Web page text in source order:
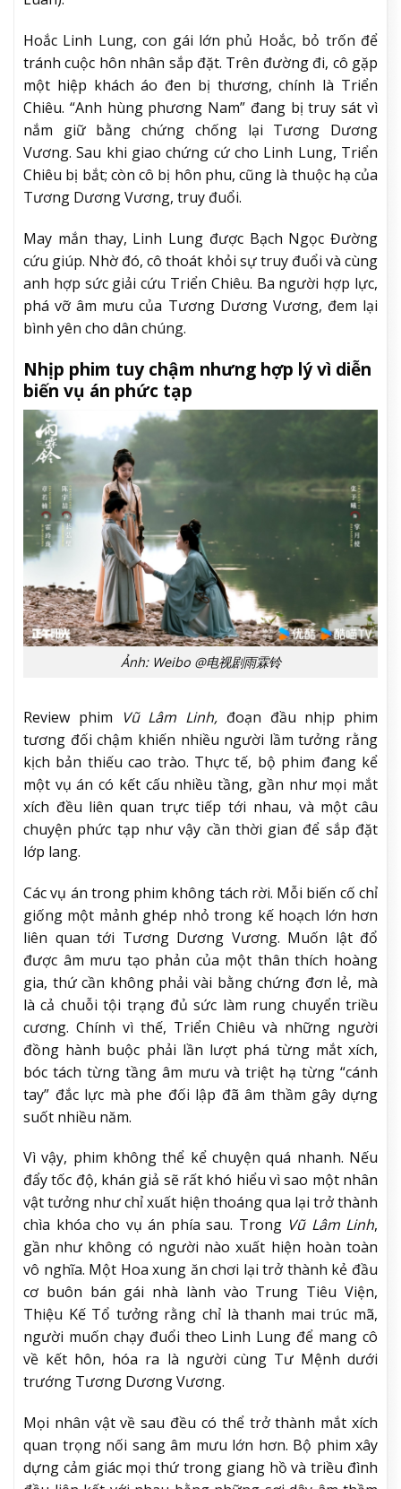
Hoắc Linh Lung, con gái lớn phủ Hoắc, bỏ trốn để
tránh cuộc hôn nhân sắp đặt. Trên đường đi, cô gặp
một hiệp khách áo đen bị thương, chính là Triển
Chiêu. “Anh hùng phương Nam” đang bị truy sát vì
nắm giữ bằng chứng chống lại Tương Dương
Vương. Sau khi giao chứng cứ cho Linh Lung, Triển
Chiêu bị bắt; còn cô bị hôn phu, cũng là thuộc hạ của
Tương Dương Vương, truy đuổi.
May mắn thay, Linh Lung được Bạch Ngọc Đường
cứu giúp. Nhờ đó, cô thoát khỏi sự truy đuổi và cùng
anh hợp sức giải cứu Triển Chiêu. Ba người hợp lực,
phá vỡ âm mưu của Tương Dương Vương, đem lại
bình yên cho dân chúng.
Nhịp phim tuy chậm nhưng hợp lý vì diễn
biến vụ án phức tạp
Ảnh: Weibo @电视剧雨霖铃
Review phim Vũ Lâm Linh, đoạn đầu nhịp phim
tương đối chậm khiến nhiều người lầm tưởng rằng
kịch bản thiếu cao trào. Thực tế, bộ phim đang kể
một vụ án có kết cấu nhiều tầng, gần như mọi mắt
xích đều liên quan trực tiếp tới nhau, và một câu
chuyện phức tạp như vậy cần thời gian để sắp đặt
lớp lang.
Các vụ án trong phim không tách rời. Mỗi biến cố chỉ
giống một mảnh ghép nhỏ trong kế hoạch lớn hơn
liên quan tới Tương Dương Vương. Muốn lật đổ
được âm mưu tạo phản của một thân thích hoàng
gia, thứ cần không phải vài bằng chứng đơn lẻ, mà
là cả chuỗi tội trạng đủ sức làm rung chuyển triều
cương. Chính vì thế, Triển Chiêu và những người
đồng hành buộc phải lần lượt phá từng mắt xích,
bóc tách từng tầng âm mưu và triệt hạ từng “cánh
tay” đắc lực mà phe đối lập đã âm thầm gây dựng
suốt nhiều năm.
Vì vậy, phim không thể kể chuyện quá nhanh. Nếu
đẩy tốc độ, khán giả sẽ rất khó hiểu vì sao một nhân
vật tưởng như chỉ xuất hiện thoáng qua lại trở thành
chìa khóa cho vụ án phía sau. Trong Vũ Lâm Linh,
gần như không có người nào xuất hiện hoàn toàn
vô nghĩa. Một Hoa xung ăn chơi lại trở thành kẻ đầu
cơ buôn bán gái nhà lành vào Trung Tiêu Viện,
Thiệu Kế Tổ tưởng rằng chỉ là thanh mai trúc mã,
người muốn chạy đuổi theo Linh Lung để mang cô
về kết hôn, hóa ra là người cùng Tư Mệnh dưới
trướng Tương Dương Vương.
Mọi nhân vật về sau đều có thể trở thành mắt xích
quan trọng nối sang âm mưu lớn hơn. Bộ phim xây
dựng cảm giác mọi thứ trong giang hồ và triều đình